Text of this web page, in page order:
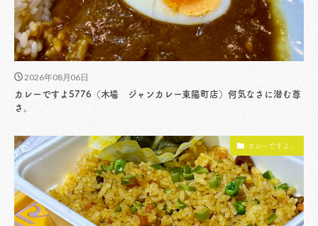
2026年08月06日
カレーですよ5776（木場 ジャンカレー東陽町店）何気なさに潜む尊
さ。
カレーですよ。